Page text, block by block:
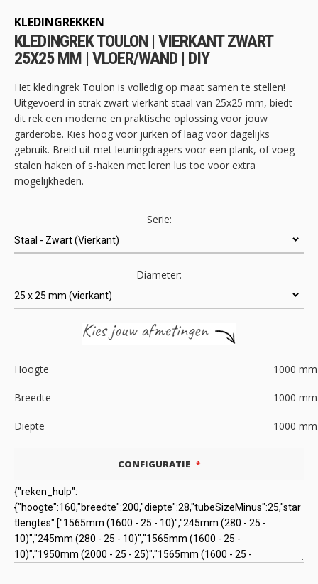
begin
van
de
afbeeldingen-
KLEDINGREKKEN
KLEDINGREK TOULON | VIERKANT ZWART
25X25 MM | VLOER/WAND | DIY
Het kledingrek Toulon is volledig op maat samen te stellen!
Uitgevoerd in strak zwart vierkant staal van 25x25 mm, biedt
dit rek een moderne en praktische oplossing voor jouw
garderobe. Kies hoog voor jurken of laag voor dagelijks
gebruik. Breid uit met leuningdragers voor een plank, of voeg
stalen haken of s-haken met leren lus toe voor extra
mogelijkheden.
Serie:
Diameter:
Hoogte 1000 mm
Breedte 1000 mm
Diepte 1000 mm
CONFIGURATIE